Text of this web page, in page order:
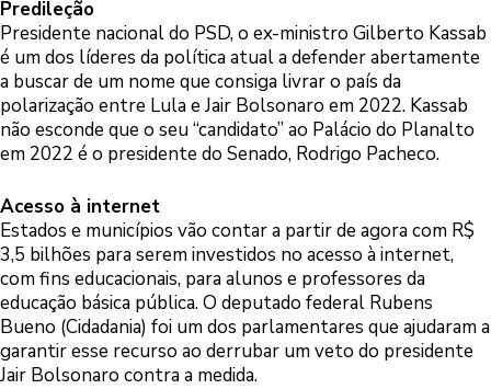
Predileção
Presidente nacional do PSD, o ex-ministro Gilberto Kassab
é um dos líderes da política atual a defender abertamente
a buscar de um nome que consiga livrar o país da
polarização entre Lula e Jair Bolsonaro em 2022. Kassab
não esconde que o seu “candidato” ao Palácio do Planalto
em 2022 é o presidente do Senado, Rodrigo Pacheco.
Acesso à internet
Estados e municípios vão contar a partir de agora com R$
3,5 bilhões para serem investidos no acesso à internet,
com fins educacionais, para alunos e professores da
educação básica pública. O deputado federal Rubens
Bueno (Cidadania) foi um dos parlamentares que ajudaram a
garantir esse recurso ao derrubar um veto do presidente
Jair Bolsonaro contra a medida.